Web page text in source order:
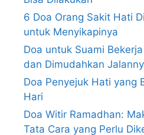
6 Doa Orang Sakit Hati
untuk Menyikapinya
Doa untuk Suami
dan Dimudahkan
Doa Penyejuk Hati yang
Hari
Doa Witir Ramadhan:
Tata Cara yang Perlu